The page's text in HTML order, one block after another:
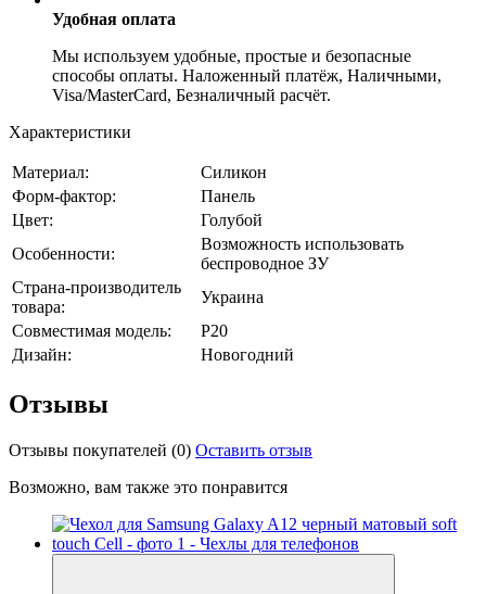
Удобная оплата
Мы используем удобные, простые и безопасные
способы оплаты. Наложенный платёж, Наличными,
Visa/MasterCard, Безналичный расчёт.
Характеристики
Материал:
Силикон
Форм-фактор:
Панель
Цвет:
Голубой
Особенности:
Возможность использовать
беспроводное ЗУ
Страна-производитель
товара:
Украина
Совместимая модель:
P20
Дизайн:
Новогодний
Отзывы
Отзывы покупателей (0) Оставить отзыв
Возможно, вам также это понравится